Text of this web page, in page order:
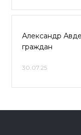
Александр
граждан
30.07.25